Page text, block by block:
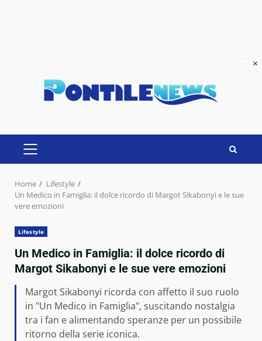
×
PRIMARY
Home
Lifestyle
Un Medico in Famiglia: il dolce ricordo di Margot Sikabonyi e le sue
vere emozioni
Lifestyle
Un Medico in Famiglia: il dolce ricordo di
Margot Sikabonyi e le sue vere emozioni
Margot Sikabonyi ricorda con affetto il suo ruolo
in "Un Medico in Famiglia", suscitando nostalgia
tra i fan e alimentando speranze per un possibile
ritorno della serie iconica.
×